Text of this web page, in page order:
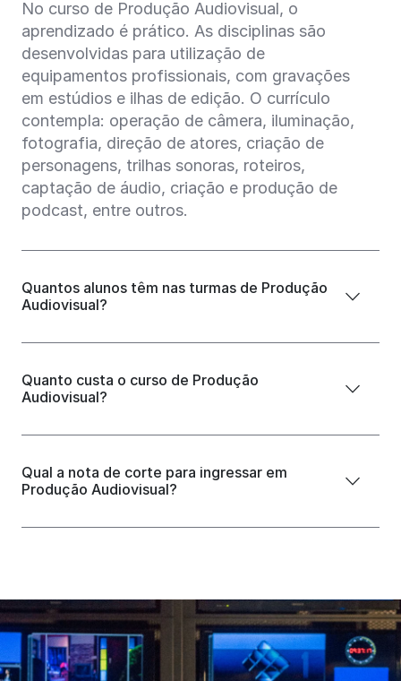
No curso de Produção Audiovisual, o
aprendizado é prático. As disciplinas são
desenvolvidas para utilização de
equipamentos profissionais, com gravações
em estúdios e ilhas de edição. O currículo
contempla: operação de câmera, iluminação,
fotografia, direção de atores, criação de
personagens, trilhas sonoras, roteiros,
captação de áudio, criação e produção de
podcast, entre outros.
Quantos alunos têm nas turmas de Produção
Audiovisual?
Quanto custa o curso de Produção
Audiovisual?
Qual a nota de corte para ingressar em
Produção Audiovisual?